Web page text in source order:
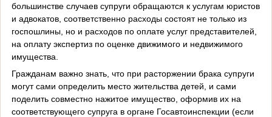
большинстве случаев супруги обращаются к услугам юристов
и адвокатов, соответственно расходы состоят не только из
госпошлины, но и расходов по оплате услуг представителей,
на оплату экспертиз по оценке движимого и недвижимого
имущества.
Гражданам важно знать, что при расторжении брака супруги
могут сами определить место жительства детей, и сами
поделить совместно нажитое имущество, оформив их на
соответствующего супруга в органе Госавтоинспекции (если